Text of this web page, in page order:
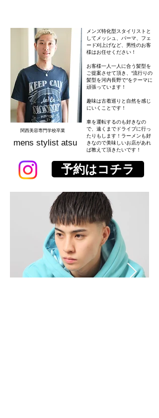
​関西美容専門学校卒業
mens stylist atsu
メンズ特化型スタイリストと
してメッシュ、パーマ、フェ
ード刈上げなど、男性のお客
様はお任せください！
お客様一人一人に合う髪型を
ご提案させて頂き、"流行りの
髪型を河内長野で"をテーマに
頑張っています！
趣味は古着巡りと自然を感じ
にいくことです！
車を運転するのも好きなの
で、遠くまでドライブに行っ
たりもします！ラーメンも好
きなので美味しいお店があれ
ば教えて頂きたいです！
予約はコチラ